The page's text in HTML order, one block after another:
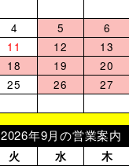
4 5 6
11 12 13
18 19 20
25 26 27
2026年9月の営業案内
火 水 木